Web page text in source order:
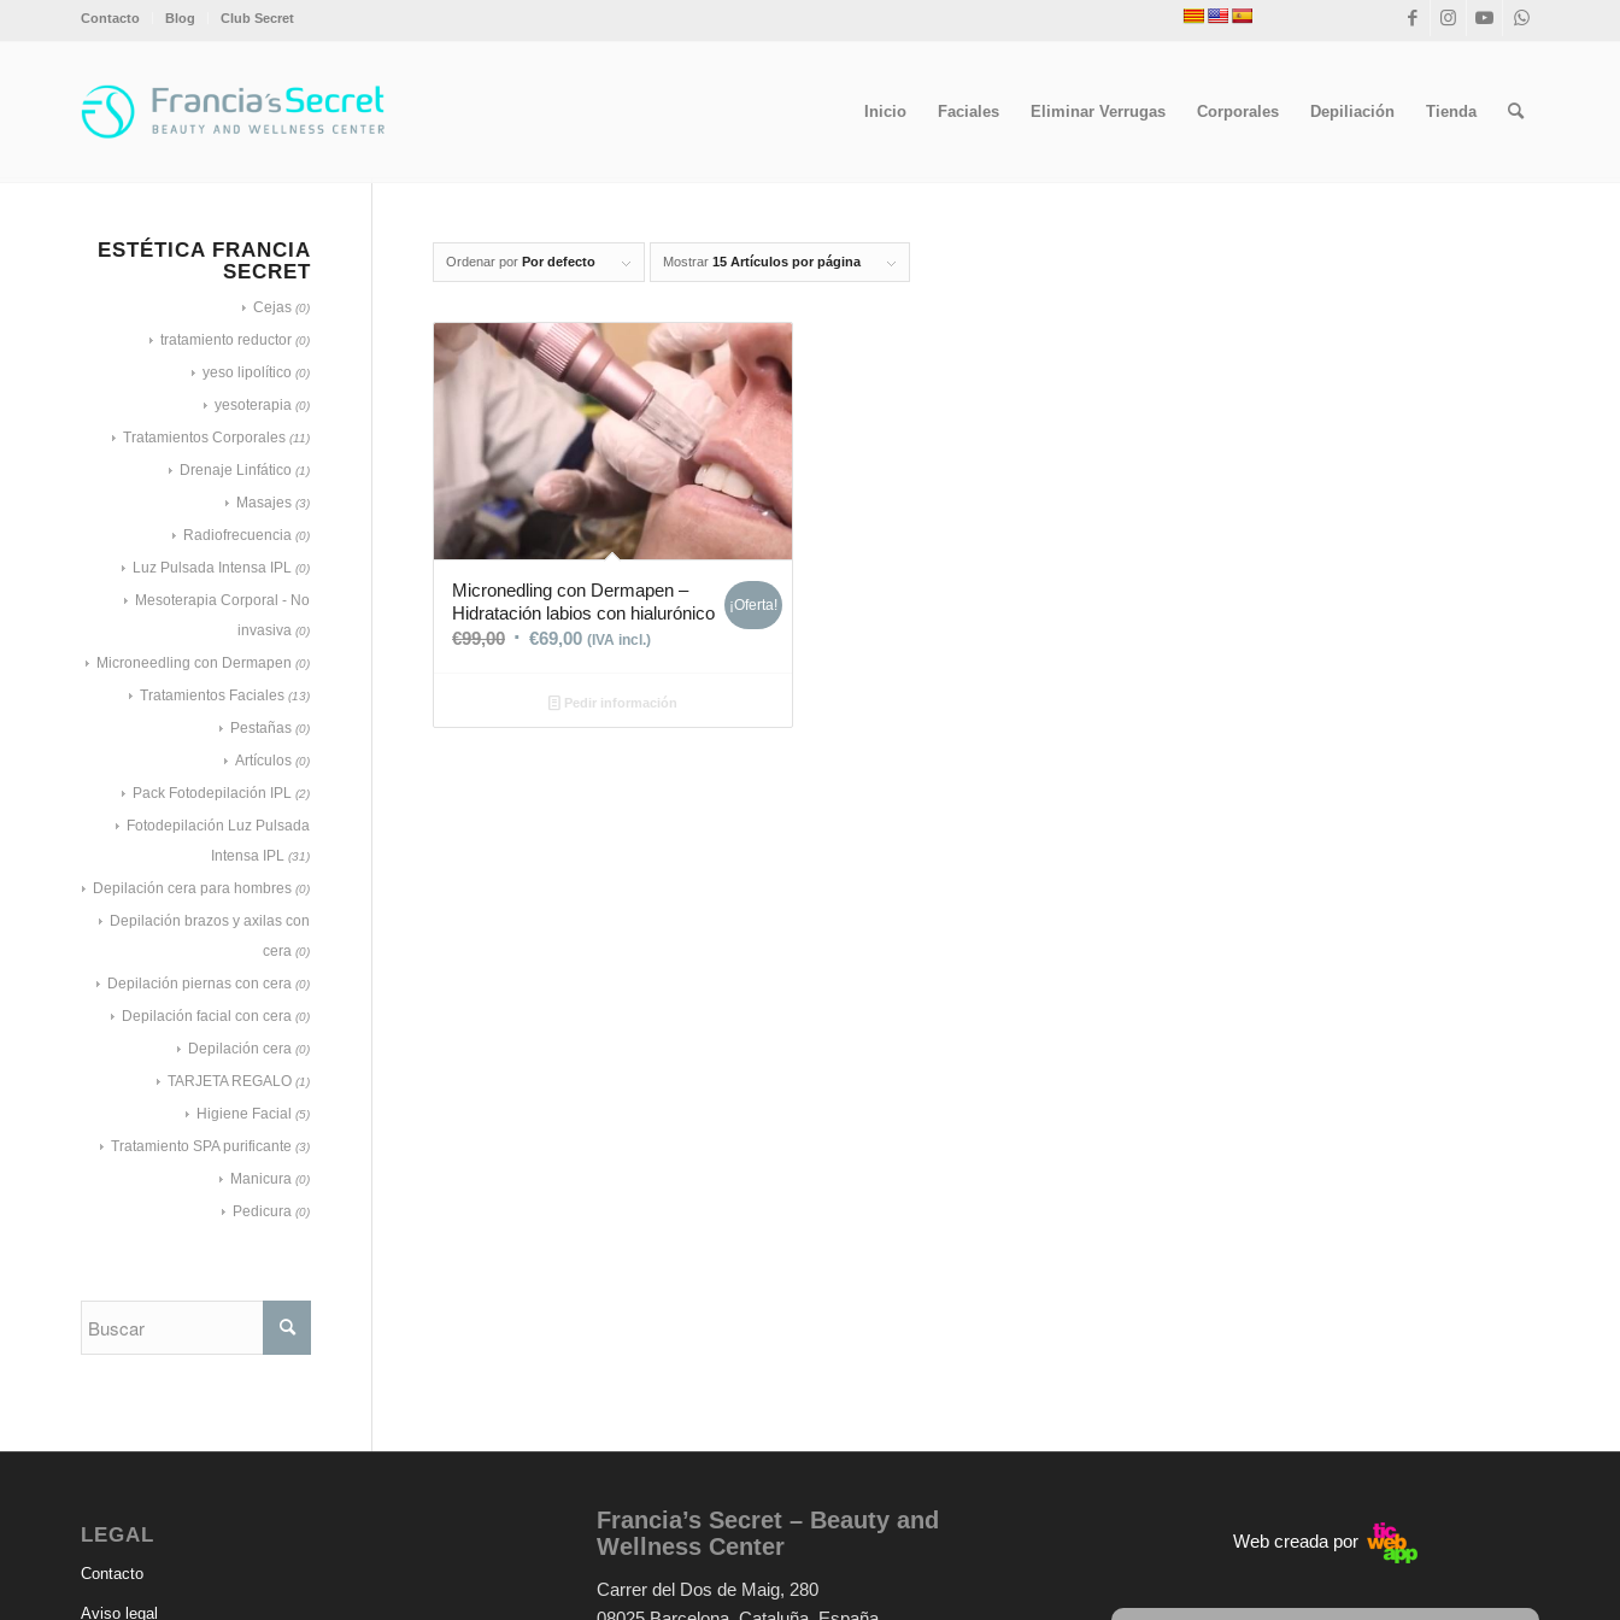
Contacto Blog Club Secret
Inicio Faciales Eliminar Verrugas Corporales Depiliación Tienda
Ordenar por Por defecto Mostrar 15 Artículos por página
Micronedling con Dermapen –
Hidratación labios con hialurónico
€99,00 €69,00 (IVA incl.)
¡Oferta!
Pedir información
ESTÉTICA FRANCIA
SECRET
Cejas (0)
tratamiento reductor (0)
yeso lipolítico (0)
yesoterapia (0)
Tratamientos Corporales (11)
Drenaje Linfático (1)
Masajes (3)
Radiofrecuencia (0)
Luz Pulsada Intensa IPL (0)
Mesoterapia Corporal - No
invasiva (0)
Microneedling con Dermapen (0)
Tratamientos Faciales (13)
Pestañas (0)
Artículos (0)
Pack Fotodepilación IPL (2)
Fotodepilación Luz Pulsada
Intensa IPL (31)
Depilación cera para hombres (0)
Depilación brazos y axilas con
cera (0)
Depilación piernas con cera (0)
Depilación facial con cera (0)
Depilación cera (0)
TARJETA REGALO (1)
Higiene Facial (5)
Tratamiento SPA purificante (3)
Manicura (0)
Pedicura (0)
LEGAL
Contacto
Aviso legal
Francia’s Secret – Beauty and
Wellness Center
Carrer del Dos de Maig, 280
Web creada por